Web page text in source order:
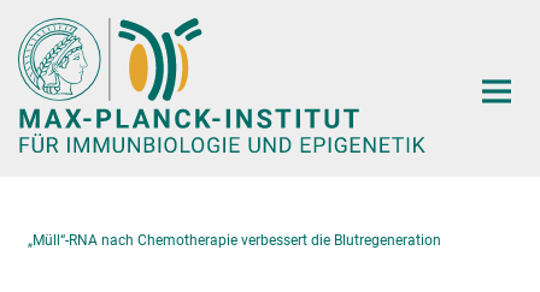
Hauptinhalt
„Müll“-RNA nach Chemotherapie verbessert die Blutregeneration